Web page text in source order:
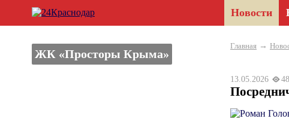
Новости
ЖК «Просторы Крыма»
Главная →
13.05.2026